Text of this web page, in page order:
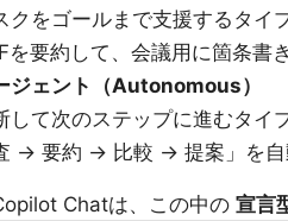
クをゴールまで支援するタイプ
を要約して、会議用に箇条書
ジェント（Autonomous）
して次のステップに進むタイ
→ 要約 → 比較 → 提案」を自
Chatは、この中の 宣言